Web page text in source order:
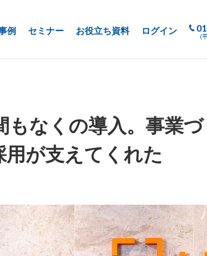
例 セミナー お役立ち資料 ログイン
(
もなくの導入。事業
が支えてくれた